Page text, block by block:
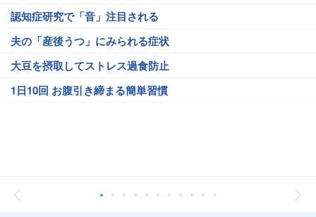
認知症研究で「音」注目される
夫の「産後うつ」にみられる症状
大豆を摂取してストレス過食防止
1日10回 お腹引き締まる簡単習慣